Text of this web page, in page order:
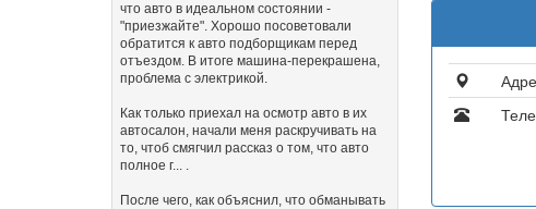
что авто в идеальном состоянии -
"приезжайте". Хорошо посоветовали
обратится к авто подборщикам перед
отъездом. В итоге машина-перекрашена,
проблема с электрикой.
Как только приехал на осмотр авто в их
автосалон, начали меня раскручивать на
то, чтоб смягчил рассказ о том, что авто
полное г... .
После чего, как объяснил, что обманывать